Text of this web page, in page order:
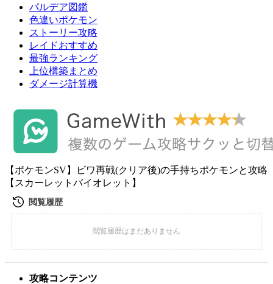
パルデア図鑑
色違いポケモン
ストーリー攻略
レイドおすすめ
最強ランキング
上位構築まとめ
ダメージ計算機
【ポケモンSV】ビワ再戦(クリア後)の手持ちポケモンと攻略
【スカーレットバイオレット】
攻略コンテンツ